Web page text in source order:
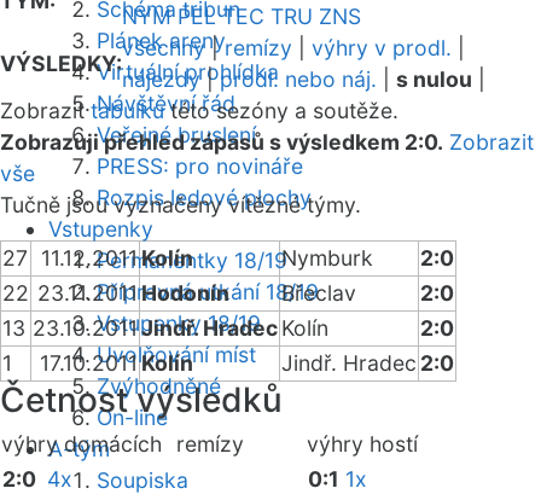
Schéma tribun
Plánek areny
Virtuální prohlídka
Návštěvní řád
Veřejné bruslení
PRESS: pro novináře
Rozpis ledové plochy
Vstupenky
Permanentky 18/19
Přípravná utkání 18/19
Vstupenky 18/19
Uvolňování míst
Zvýhodněné
On-line
A-tým
Soupiska
NYM PEL TEC TRU ZNS
VÝSLEDKY:
všechny|remízy výhry v prodl.
nájezdy|prodl. nebo náj. s nulou
Zobrazittabulkutéto sezóny a soutěže.
Zobrazuji přehled zápasů s výsledkem 2:0. Zobrazit
vše
Tučně jsou vyznačeny vítězné týmy.
27 11.12.2011Kolín Nymburk
2:0
22 23.11.2011 Hodonín Břeclav
2:0
13 23.10.2011Jindř. HradecKolín
2:0
1
17.10.2011 Kolín Jindř. Hradec 2:0
Četnost výsledků
výhry domácích remízy výhry hostí
2:0 4x
0:1 1x